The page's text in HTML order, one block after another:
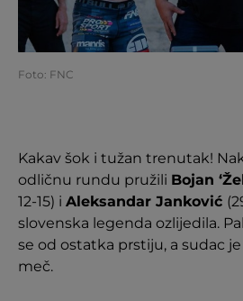
Foto: FNC
Kakav šok i tužan trenutak!
odličnu rundu pružili Bojan
12-15) i Aleksandar Janković
slovenska legenda ozlijedila.
se od ostatka prstiju, a sudac
meč.